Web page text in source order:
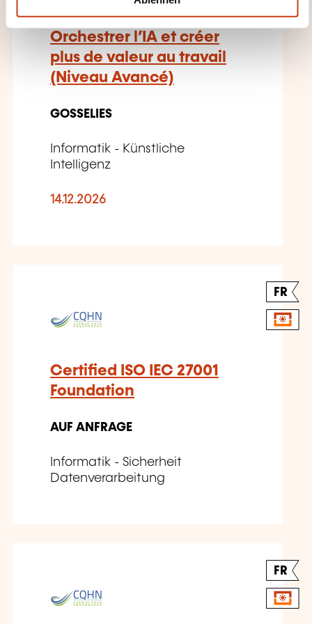
Orchestrer l’IA et créer
plus de valeur au travail
(Niveau Avancé)
GOSSELIES
Informatik - Künstliche
Intelligenz
14.12.2026
FR
Certified ISO IEC 27001
Foundation
AUF ANFRAGE
Informatik - Sicherheit
Datenverarbeitung
FR